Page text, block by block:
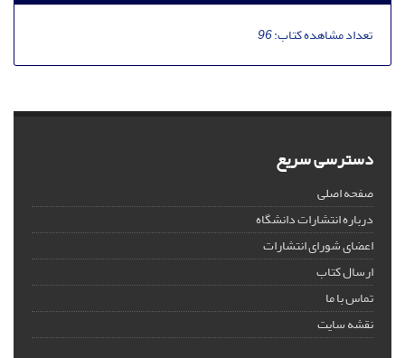
تعداد مشاهده کتاب:96
دسترسی سریع
صفحه اصلی
درباره انتشارات دانشگاه
اعضای شورای انتشارات
ارسال کتاب
تماس با ما
نقشه سایت